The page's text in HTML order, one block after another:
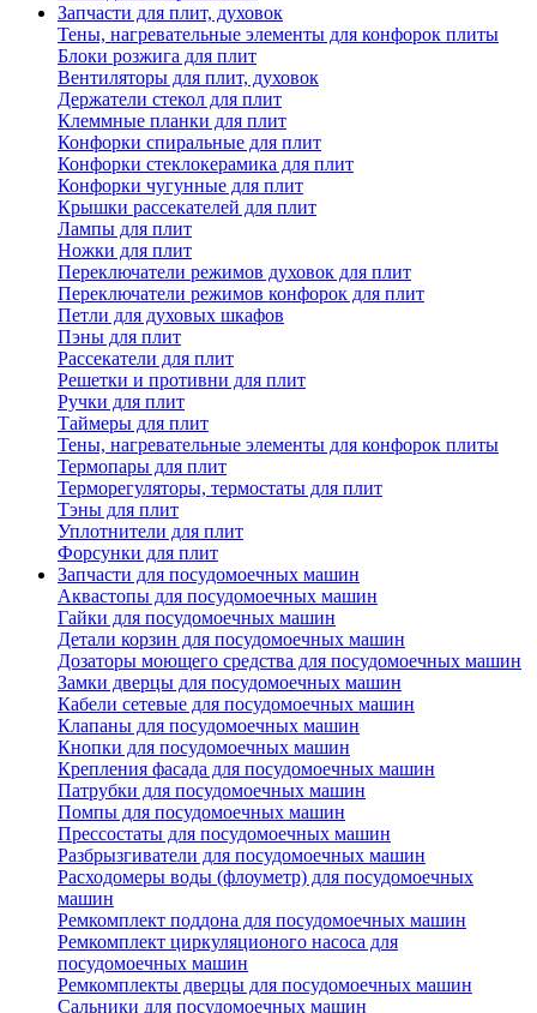
Запчасти для плит, духовок
Тены, нагревательные элементы для конфорок плиты
Блоки розжига для плит
Вентиляторы для плит, духовок
Держатели стекол для плит
Клеммные планки для плит
Конфорки спиральные для плит
Конфорки стеклокерамика для плит
Конфорки чугунные для плит
Крышки рассекателей для плит
Лампы для плит
Ножки для плит
Переключатели режимов духовок для плит
Переключатели режимов конфорок для плит
Петли для духовых шкафов
Пэны для плит
Рассекатели для плит
Решетки и противни для плит
Ручки для плит
Таймеры для плит
Тены, нагревательные элементы для конфорок плиты
Термопары для плит
Терморегуляторы, термостаты для плит
Тэны для плит
Уплотнители для плит
Форсунки для плит
Запчасти для посудомоечных машин
Аквастопы для посудомоечных машин
Гайки для посудомоечных машин
Детали корзин для посудомоечных машин
Дозаторы моющего средства для посудомоечных машин
Замки дверцы для посудомоечных машин
Кабели сетевые для посудомоечных машин
Клапаны для посудомоечных машин
Кнопки для посудомоечных машин
Крепления фасада для посудомоечных машин
Патрубки для посудомоечных машин
Помпы для посудомоечных машин
Прессостаты для посудомоечных машин
Разбрызгиватели для посудомоечных машин
Расходомеры воды (флоуметр) для посудомоечных
машин
Ремкомплект поддона для посудомоечных машин
Ремкомплект циркуляционого насоса для
посудомоечных машин
Ремкомплекты дверцы для посудомоечных машин
Сальники для посудомоечных машин